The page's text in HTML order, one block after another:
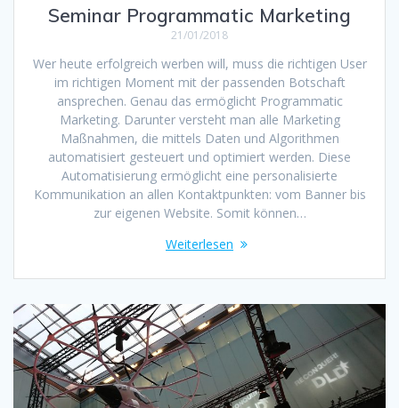
Seminar Programmatic Marketing
21/01/2018
Wer heute erfolgreich werben will, muss die richtigen User
im richtigen Moment mit der passenden Botschaft
ansprechen. Genau das ermöglicht Programmatic
Marketing. Darunter versteht man alle Marketing
Maßnahmen, die mittels Daten und Algorithmen
automatisiert gesteuert und optimiert werden. Diese
Automatisierung ermöglicht eine personalisierte
Kommunikation an allen Kontaktpunkten: vom Banner bis
zur eigenen Website. Somit können…
Weiterlesen